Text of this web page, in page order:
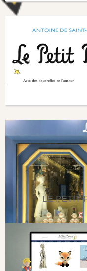
LE PETIT